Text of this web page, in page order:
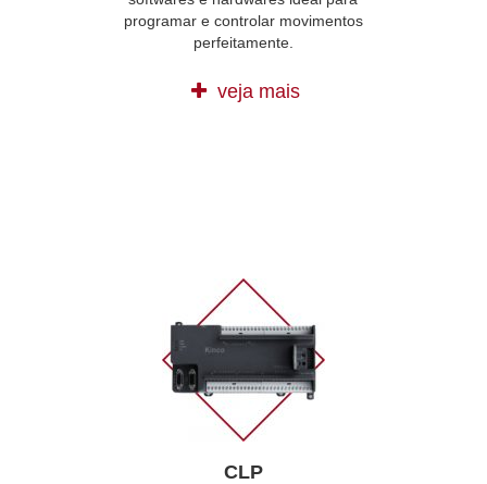
programar e controlar movimentos
perfeitamente.
veja mais
CLP